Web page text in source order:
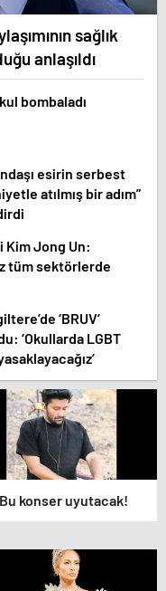
sağlık
anlaşıldı
bombaladı
esirin serbest
atılmış bir adım”
Kim Jong Un:
tüm sektörlerde
‘BRUV’
‘Okullarda LGBT
Bu konser uyutacak!